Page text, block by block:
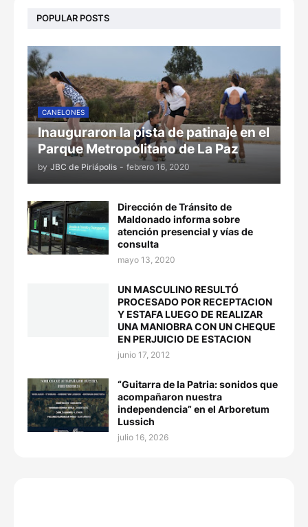
POPULAR POSTS
CANELONES
Inauguraron la pista de patinaje en el
Parque Metropolitano de La Paz
by JBC de Piriápolis - febrero 16, 2020
Dirección de Tránsito de
Maldonado informa sobre
atención presencial y vías de
consulta
mayo 13, 2020
UN MASCULINO RESULTÓ
PROCESADO POR RECEPTACION
Y ESTAFA LUEGO DE REALIZAR
UNA MANIOBRA CON UN CHEQUE
EN PERJUICIO DE ESTACION
junio 17, 2012
“Guitarra de la Patria: sonidos que
acompañaron nuestra
independencia” en el Arboretum
Lussich
julio 16, 2026